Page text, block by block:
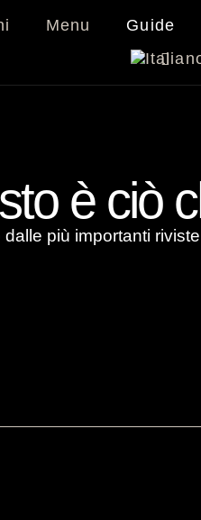
Menu Guide
è ciò
dalle più importanti